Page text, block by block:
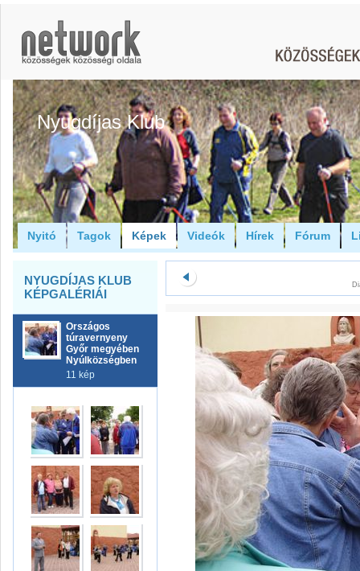
Nyugdíjas Klub
Nyitó Tagok Képek Videók Hírek Fórum
NYUGDÍJAS KLUB
KÉPGALÉRIÁI
Országos
túravernyeny
Győr megyében
Nyúlközségben
11 kép